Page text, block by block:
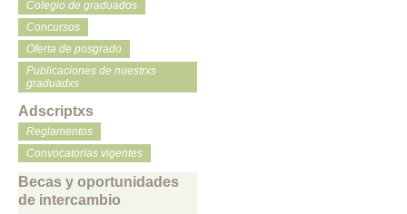
Colegio de graduados
Concursos
Oferta de posgrado
Publicaciones de nuestrxs
graduadxs
Adscriptxs
Reglamentos
Convocatorias vigentes
Becas y oportunidades
de intercambio